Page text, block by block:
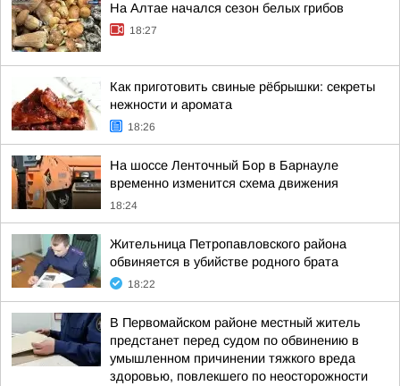
На Алтае начался сезон белых грибов
18:27
Как приготовить свиные рёбрышки: секреты
нежности и аромата
18:26
На шоссе Ленточный Бор в Барнауле
временно изменится схема движения
18:24
Жительница Петропавловского района
обвиняется в убийстве родного брата
18:22
В Первомайском районе местный житель
предстанет перед судом по обвинению в
умышленном причинении тяжкого вреда
здоровью, повлекшего по неосторожности